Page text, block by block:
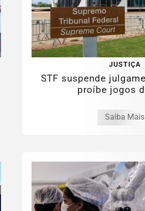
JUSTIÇA
STF suspende
proíbe jogos
Saiba Mais